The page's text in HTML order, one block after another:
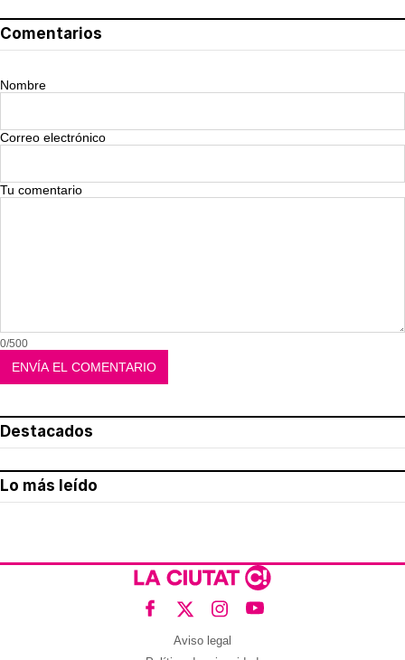
Comentarios
Nombre
Correo electrónico
Tu comentario
0/500
Destacados
Lo más leído
Aviso legal